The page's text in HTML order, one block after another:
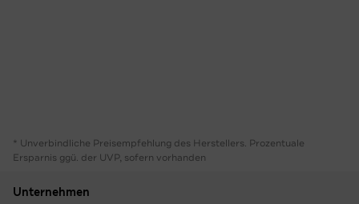
* Unverbindliche Preisempfehlung des Herstellers. Prozentuale
Ersparnis ggü. der UVP, sofern vorhanden
Unternehmen